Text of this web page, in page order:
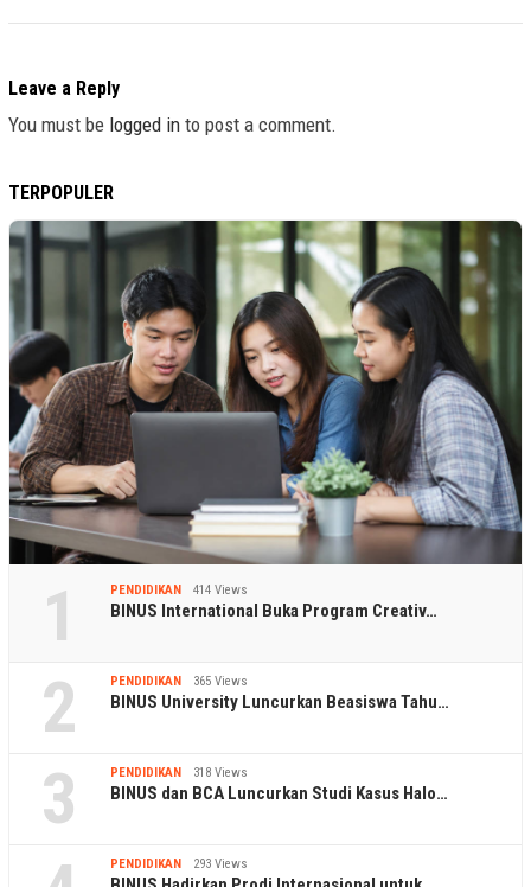
Leave a Reply
You must be logged in to post a comment.
TERPOPULER
1 PENDIDIKAN 414 Views
BINUS International Buka Program Creativ…
2 PENDIDIKAN 365 Views
BINUS University Luncurkan Beasiswa Tahu…
3 PENDIDIKAN 318 Views
BINUS dan BCA Luncurkan Studi Kasus Halo…
PENDIDIKAN 293 Views